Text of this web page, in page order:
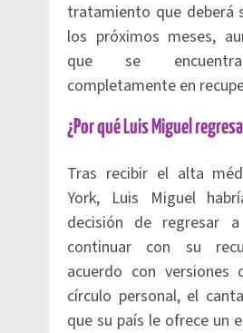
tratamiento que deberá
los próximos meses,
que se
completamente en
¿Por qué Luis Miguel
Tras recibir el alta
York, Luis Miguel
decisión de regresar
continuar con su
acuerdo con versiones
círculo personal, el
que su país le ofrece un